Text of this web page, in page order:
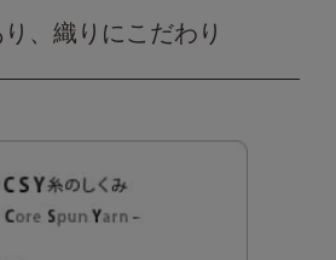
、織りにこだわり